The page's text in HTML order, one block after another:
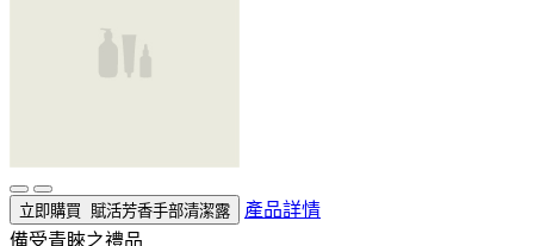
立即購買 賦活芳香手部清潔露
產品詳情
備受青睞之禮品